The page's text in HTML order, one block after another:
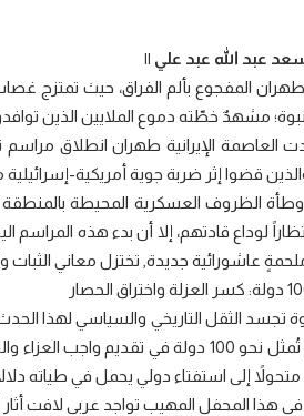
عبد الله عبد علي ||
المفجوع بألم الفراق، حيث تمتزج غصات
مشهدٌ خطّته دموع الملايين الذين
العاصمة الإيرانية طهران انطلاق مراسم
والذين قضوا إثر ضربة جوية أمريكية-
الظروف العسكرية المحيطة
لوداع قادتهم، إلا أن بدء هذه المراسم
عاشورائية جديدة, تختزل معاني
الثقل التاريخي والسياسي لهذا الحدث
المستوى تُمثل نحو 100 دولة في
متحولاً إلى استفتاء دولي يحمل في طياته
هذا المحفل المهيب تواجد عربي لافت